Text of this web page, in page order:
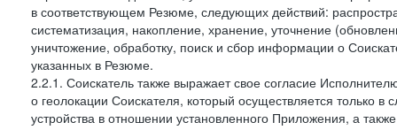
в соответствующем Резюме, следующих действий:
систематизация, накопление, хранение, уточнение
уничтожение, обработку, поиск и сбор информации о
указанных в Резюме.
2.2.1. Соискатель также выражает свое согласие
о геолокации Соискателя, который осуществляется только
устройства в отношении установленного Приложения, а